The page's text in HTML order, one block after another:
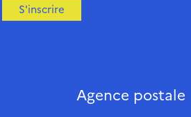
S'inscrire
Agence postale